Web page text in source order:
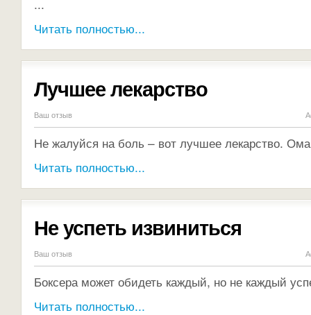
...
Читать полностью...
Лучшее лекарство
Ваш отзыв
Не жалуйся на боль – вот лучшее лекарство.
Читать полностью...
Не успеть извиниться
Ваш отзыв
Боксера может обидеть каждый, но не каждый
Читать полностью...